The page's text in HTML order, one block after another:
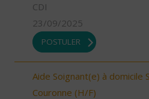
CDI
23/09/2025
POSTULER
Aide Soignant(e) à domicile
Couronne (H/F)